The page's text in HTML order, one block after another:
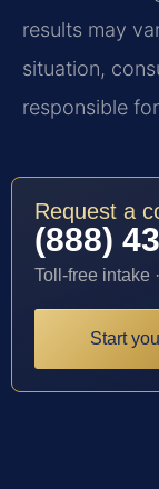
results may
situation,
responsible
Request a
(888)
Toll-free intake
Start